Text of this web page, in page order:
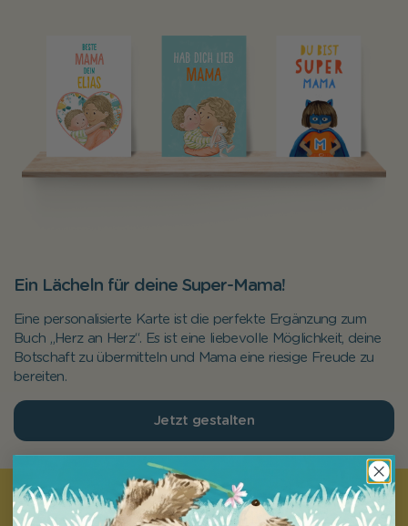
Ein Lächeln für deine Super-Mama!
Eine personalisierte Karte ist die perfekte Ergänzung zum
Buch „Herz an Herz“. Es ist eine liebevolle Möglichkeit, deine
Botschaft zu übermitteln und Mama eine riesige Freude zu
bereiten.
Jetzt gestalten